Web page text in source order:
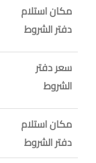
مكان استلام
دفتر الشروط
سعر دفتر
الشروط
مكان استلام
دفتر الشروط